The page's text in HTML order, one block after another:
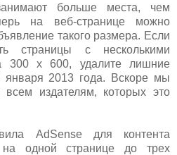
больше места, чем
на веб-странице можно
такого размера. Если
страницы с несколькими
300 x 600, удалите лишние
2013 года. Вскоре мы
издателям, которых это
AdSense для контента
на одной странице до трех